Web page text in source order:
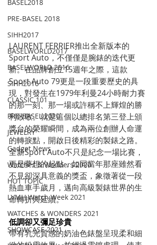
BASEL2018
PRE-BASEL 2018
SIHH2017
BASELWORLD2017
BASELWORLD 2016
SIHH2016
CLASSIC 101
PRE-BASEL 2020
JEWELRY
Gadget News
Watches & Wonders 2020
HOT TOPIC
LVMH Watch Week 2021
WATCHES & WONDERS 2021
SHOWCASE 2021
LAURENT FERRIER推出全新版本的
Sport Auto，不僅僅是腕錶的迭代更
新。在品牌創立15週年之際，這款
Sport Auto 79更是一段重要歷史的具
現，對發生在1979年利曼24小時耐力賽
的那一刻、那一場或許稱不上輝煌的勝
利致敬。就是這個以總排名第三登上頒
獎台的榮耀瞬間，成為兩位創辦人命運
的轉捩點，開啟日後精彩的製錶之路。
全新Sport Auto不只是紀念一場比賽，
更是夢想的起點，如同當年那座雖然看
不見卻深具意義的獎盃，象徵著從一段
熱血車手歲月，邁向高級製錶世界的生
命轉折與延續。
低調卻又彌足珍貴
帶有乳光質感的奶油色錶盤呈現柔和細